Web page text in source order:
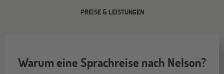
PREISE & LEISTUNGEN
Warum eine Sprachreise nach Nelson?